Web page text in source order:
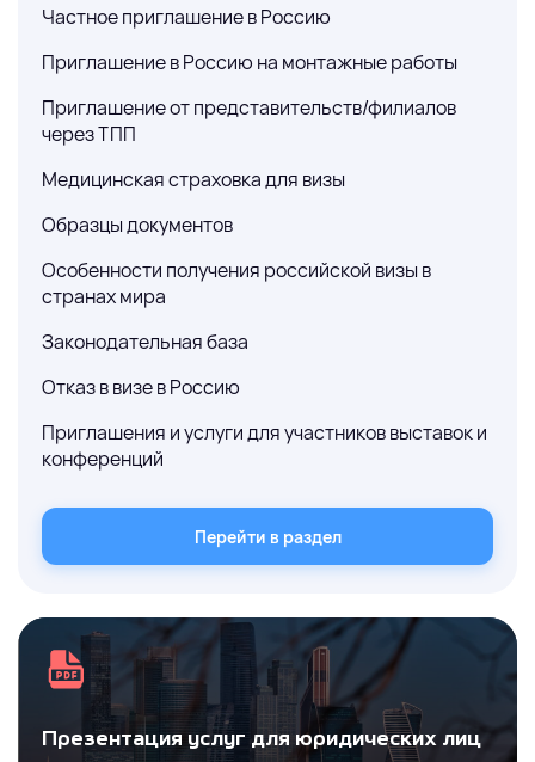
Частное приглашение в Россию
Приглашение в Россию на монтажные работы
Приглашение от представительств/филиалов
через ТПП
Медицинская страховка для визы
Образцы документов
Особенности получения российской визы в
странах мира
Законодательная база
Отказ в визе в Россию
Приглашения и услуги для участников выставок и
конференций
Перейти в раздел
Презентация услуг для юридических лиц